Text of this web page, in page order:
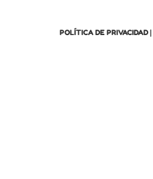
POLÍTICA DE PRIVACIDAD|